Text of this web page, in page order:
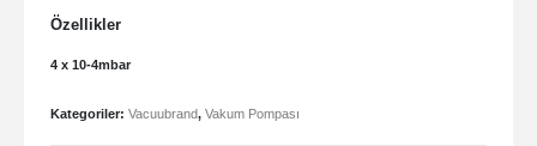
Özellikler
4 x 10-4mbar
Kategoriler: Vacuubrand, Vakum Pompası